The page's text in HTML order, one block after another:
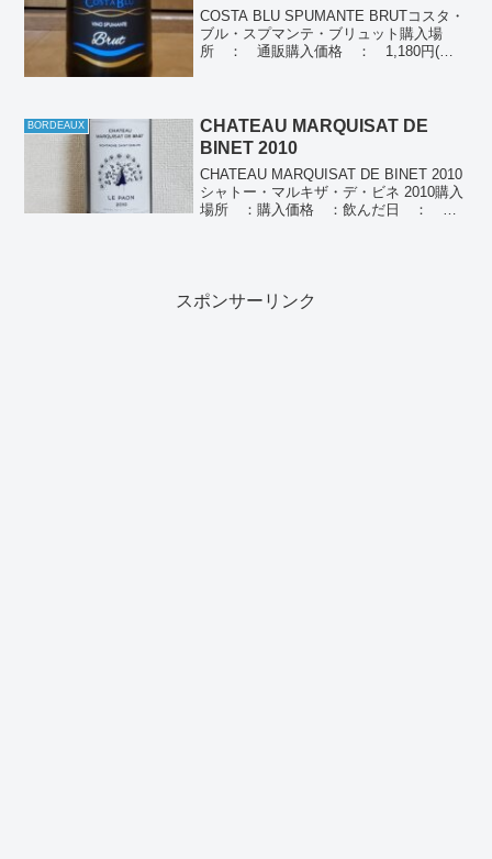
COSTA BLU SPUMANTE BRUTコスタ・
ブル・スプマンテ・ブリュット購入場
所 ： 通販購入価格 ： 1,180円(税
BORDEAUX
CHATEAU MARQUISAT DE
BINET 2010
CHATEAU MARQUISAT DE BINET 2010
シャトー・マルキザ・デ・ビネ 2010購入
場所 ：購入価格 ：飲んだ日 ：
スポンサーリンク